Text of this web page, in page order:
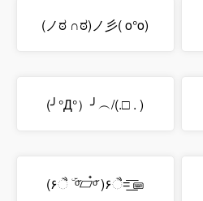
(ノಠ ∩ಠ)ノ彡( o°o)
(╯°Д°）╯︵/(.□ . )
(۶ૈ ۜ ᵒ̌▱๋ᵒ̌ )۶ૈ=͟͟͞͞ ⌨